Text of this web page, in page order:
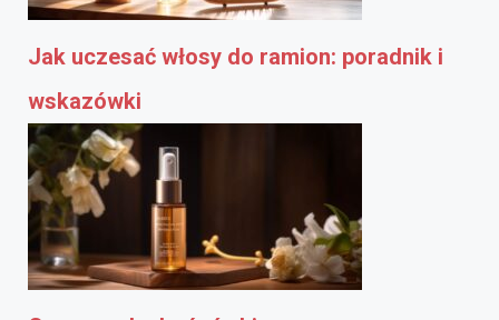
Jak uczesać włosy do ramion: poradnik i
wskazówki